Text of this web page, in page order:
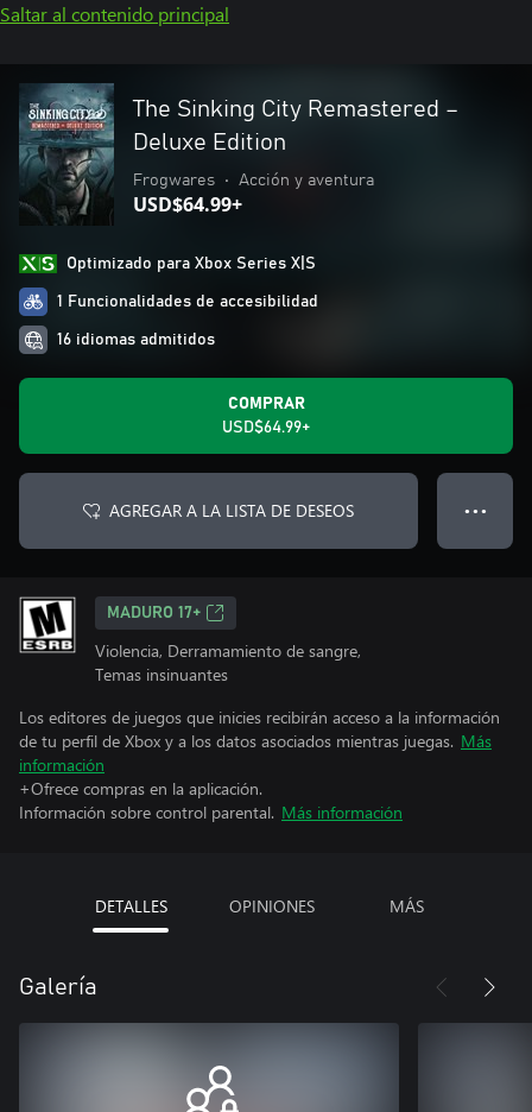
Saltar al contenido principal
The Sinking City Remastered –
Deluxe Edition
Frogwares • Acción y aventura
USD$64.99+
Optimizado para Xbox Series X|S
1 Funcionalidades de accesibilidad
16 idiomas admitidos
COMPRAR
USD$64.99+
AGREGAR A LA LISTA DE DESEOS ● ● ●
MADURO 17+
Violencia, Derramamiento de sangre,
Temas insinuantes
Los editores de juegos que inicies recibirán acceso a la información
de tu perfil de Xbox y a los datos asociados mientras juegas. Más
información
+Ofrece compras en la aplicación.
Información sobre control parental. Más información
DETALLES OPINIONES MÁS
Galería